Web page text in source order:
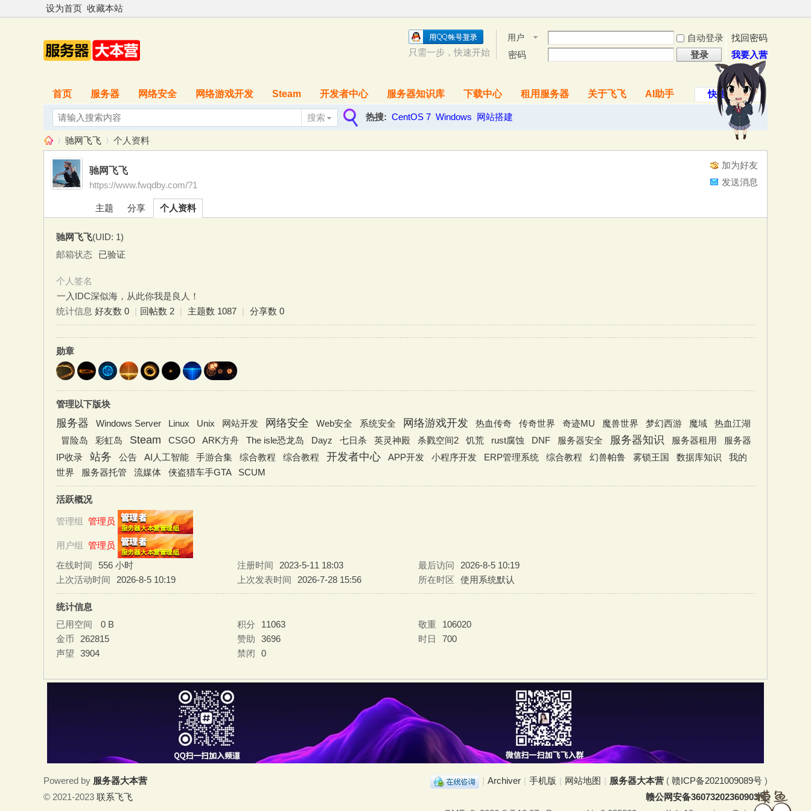
设为首页 收藏本站
用户
名
自动登录
找回密码
密码
登录 我要入营
只需一步，快速开始
快捷导航
首页 服务器 网络安全 网络游戏开发 Steam 开发者中心 服务器知识库 下载中心 租用服务器 关于飞飞 AI助手
搜索
热搜: CentOS 7 Windows 网站搭建
服
营
›
驰网飞飞
›
个人资料
加为好友
发送消息
驰网飞飞
https://www.fwqdby.com/?1
主题 分享 个人资料
驰网飞飞(UID: 1)
邮箱状态
已验证
个人签名
一入IDC深似海，从此你我是良人！
统计信息 好友数 0 | 回帖数 2 | 主题数 1087 | 分享数 0
勋章
管理以下版块
服务器 Windows Server Linux Unix 网站开发 网络安全 Web安全 系统安全 网络游戏开发 热血传奇 传奇世界 奇迹MU 魔兽世界 梦幻西游 魔域
热血江湖
冒险岛
彩虹岛 Steam CSGO ARK方舟 The isle恐龙岛 Dayz 七日杀 英灵神殿 杀戮空间2 饥荒 rust腐蚀 DNF 服务器安全 服务器知识 服务器租用
服务器
IP收录
站务 公告 AI人工智能 手游合集 综合教程 综合教程 开发者中心 APP开发 小程序开发 ERP管理系统 综合教程 幻兽帕鲁 雾锁王国 数据库知识
我的
世界
服务器托管 流媒体 侠盗猎车手GTA SCUM
活跃概况
管理组 管理员
用户组 管理员
在线时间
556 小时 注册时间 2023-5-11 18:03 最后访问
2026-8-5 10:19
上次活动时间
2026-8-5 10:19 上次发表时间 2026-7-28 15:56 所在时区 使用系统默认
统计信息
已用空间
0 B 积分 11063 敬重
106020
金币
262815 赞助 3696 时日
700
声望
3904 禁闭 0
| Archiver | 手机版 | 网站地图 | 服务器大本营 ( 赣ICP备2021009089号 )
赣公网安备36073202360903号
Powered by 服务器大本营
© 2021-2023 联系飞飞